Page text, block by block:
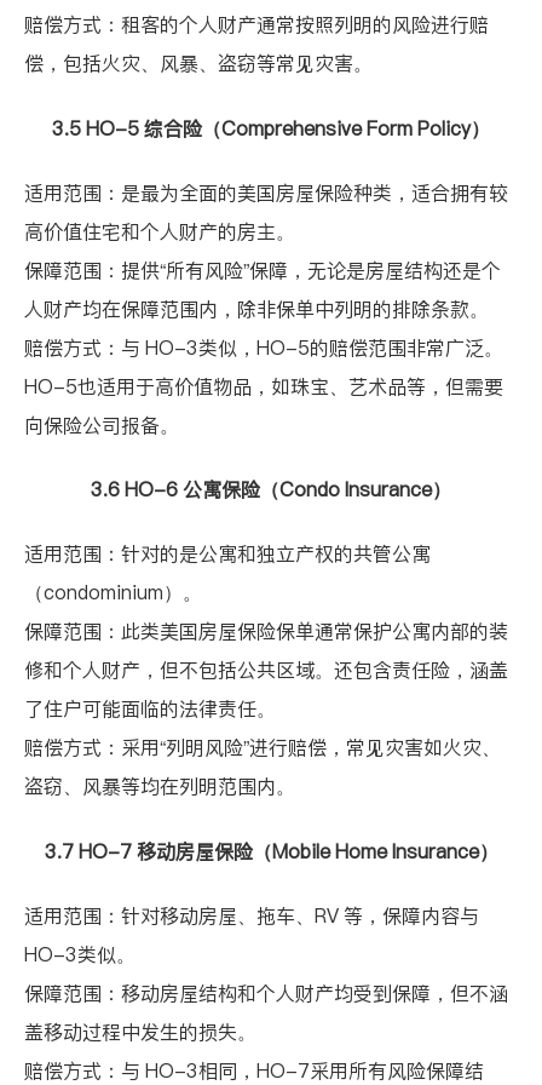
赔偿方式：租客的个人财产通常按照列明的风险进行赔
偿，包括火灾、风暴、盗窃等常见灾害。
3.5 HO-5综合险（Comprehensive Form Policy）
适用范围：是最为全面的美国房屋保险种类，适合拥有较
高价值住宅和个人财产的房主。
保障范围：提供“所有风险”保障，无论是房屋结构还是个
人财产均在保障范围内，除非保单中列明的排除条款。
赔偿方式：与 HO-3类似， HO-5的赔偿范围非常广泛。
HO-5也适用于高价值物品，如珠宝、艺术品等，但需要
向保险公司报备。
3.6 HO-6公寓保险（Condo Insurance）
适用范围：针对的是公寓和独立产权的共管公寓
（condominium）。
保障范围：此类美国房屋保险保单通常保护公寓内部的装
修和个人财产，但不包括公共区域。还包含责任险，涵盖
了住户可能面临的法律责任。
赔偿方式：采用“列明风险”进行赔偿，常见灾害如火灾、
盗窃、风暴等均在列明范围内。
3.7 HO-7移动房屋保险（Mobile Home Insurance）
适用范围：针对移动房屋、拖车、 RV 等，保障内容与
HO-3类似。
保障范围：移动房屋结构和个人财产均受到保障，但不涵
盖移动过程中发生的损失。
赔偿方式：与 HO-3相同， HO-7采用所有风险保障结